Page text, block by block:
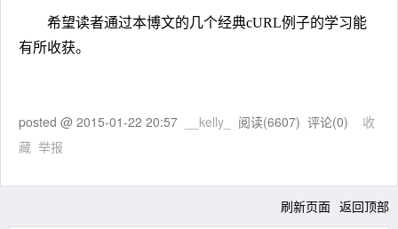
希望读者通过本博文的几个经典cURL例子的学习能
有所收获。
posted @ 2015-01-22 20:57 __kelly_ 阅读(6607) 评论(0) 收
藏 举报
刷新页面 返回顶部